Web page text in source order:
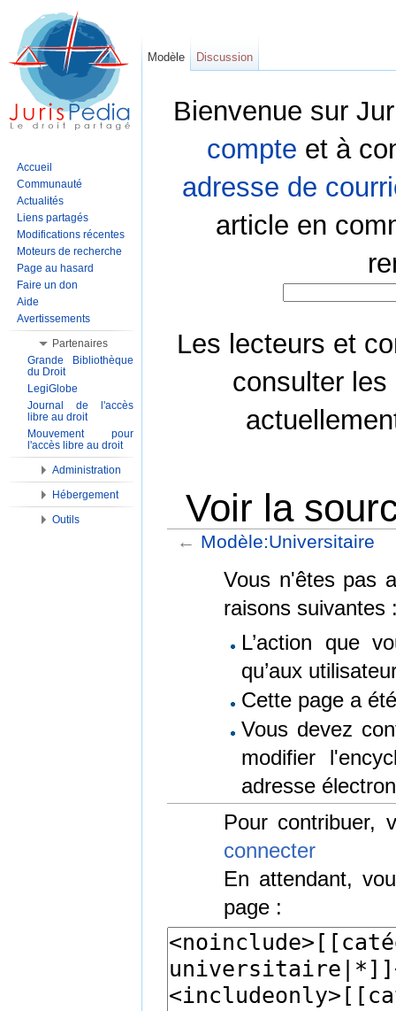
Bienvenue sur
compte et à
adresse de
article en
Les lecteurs et
consulter les
Voir la
← Modèle:Universitaire
Vous n'êtes pas
raisons suivantes
L’action que
qu’aux
Cette page a
Vous devez
modifier
adresse
Pour contribuer,
connecter
En attendant,
page :
Modèle Discussion
Accueil
Communauté
Actualités
Liens partagés
Modifications récentes
Moteurs de recherche
Page au hasard
Faire un don
Aide
Avertissements
Partenaires
Grande Bibliothèque
du Droit
LegiGlobe
Journal de l'accès
libre au droit
Mouvement pour
l'accès libre au droit
Administration
Hébergement
Outils